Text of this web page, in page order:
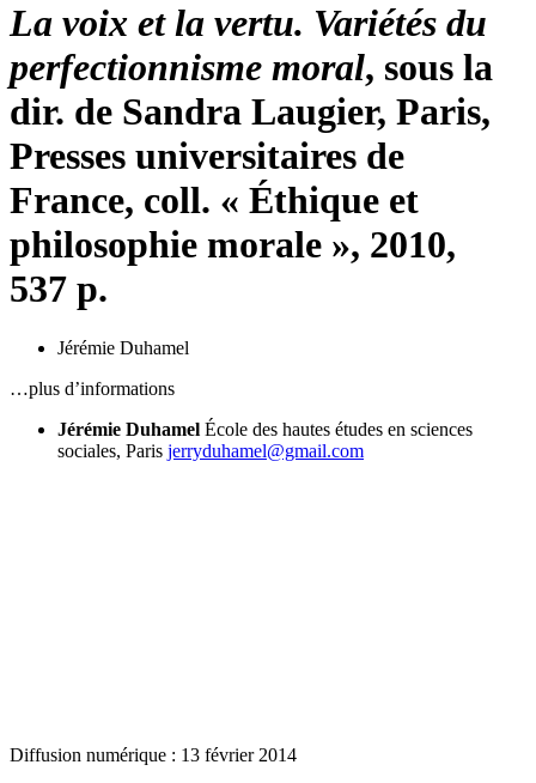
La voix et la vertu. Variétés du
perfectionnisme moral, sous la
dir. de Sandra Laugier, Paris,
Presses universitaires de
France, coll. « Éthique et
philosophie morale », 2010,
537 p.
Jérémie Duhamel
…plus d’informations
Jérémie Duhamel École des hautes études en sciences
sociales, Paris jerryduhamel@gmail.com
Diffusion numérique : 13 février 2014